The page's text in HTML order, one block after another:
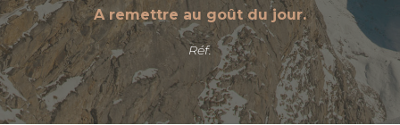
A remettre au goût du jour.
Réf.